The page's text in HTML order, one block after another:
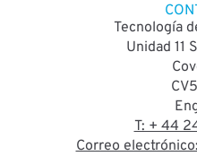
Tecnología
Unidad 11
T: + 44
Correo